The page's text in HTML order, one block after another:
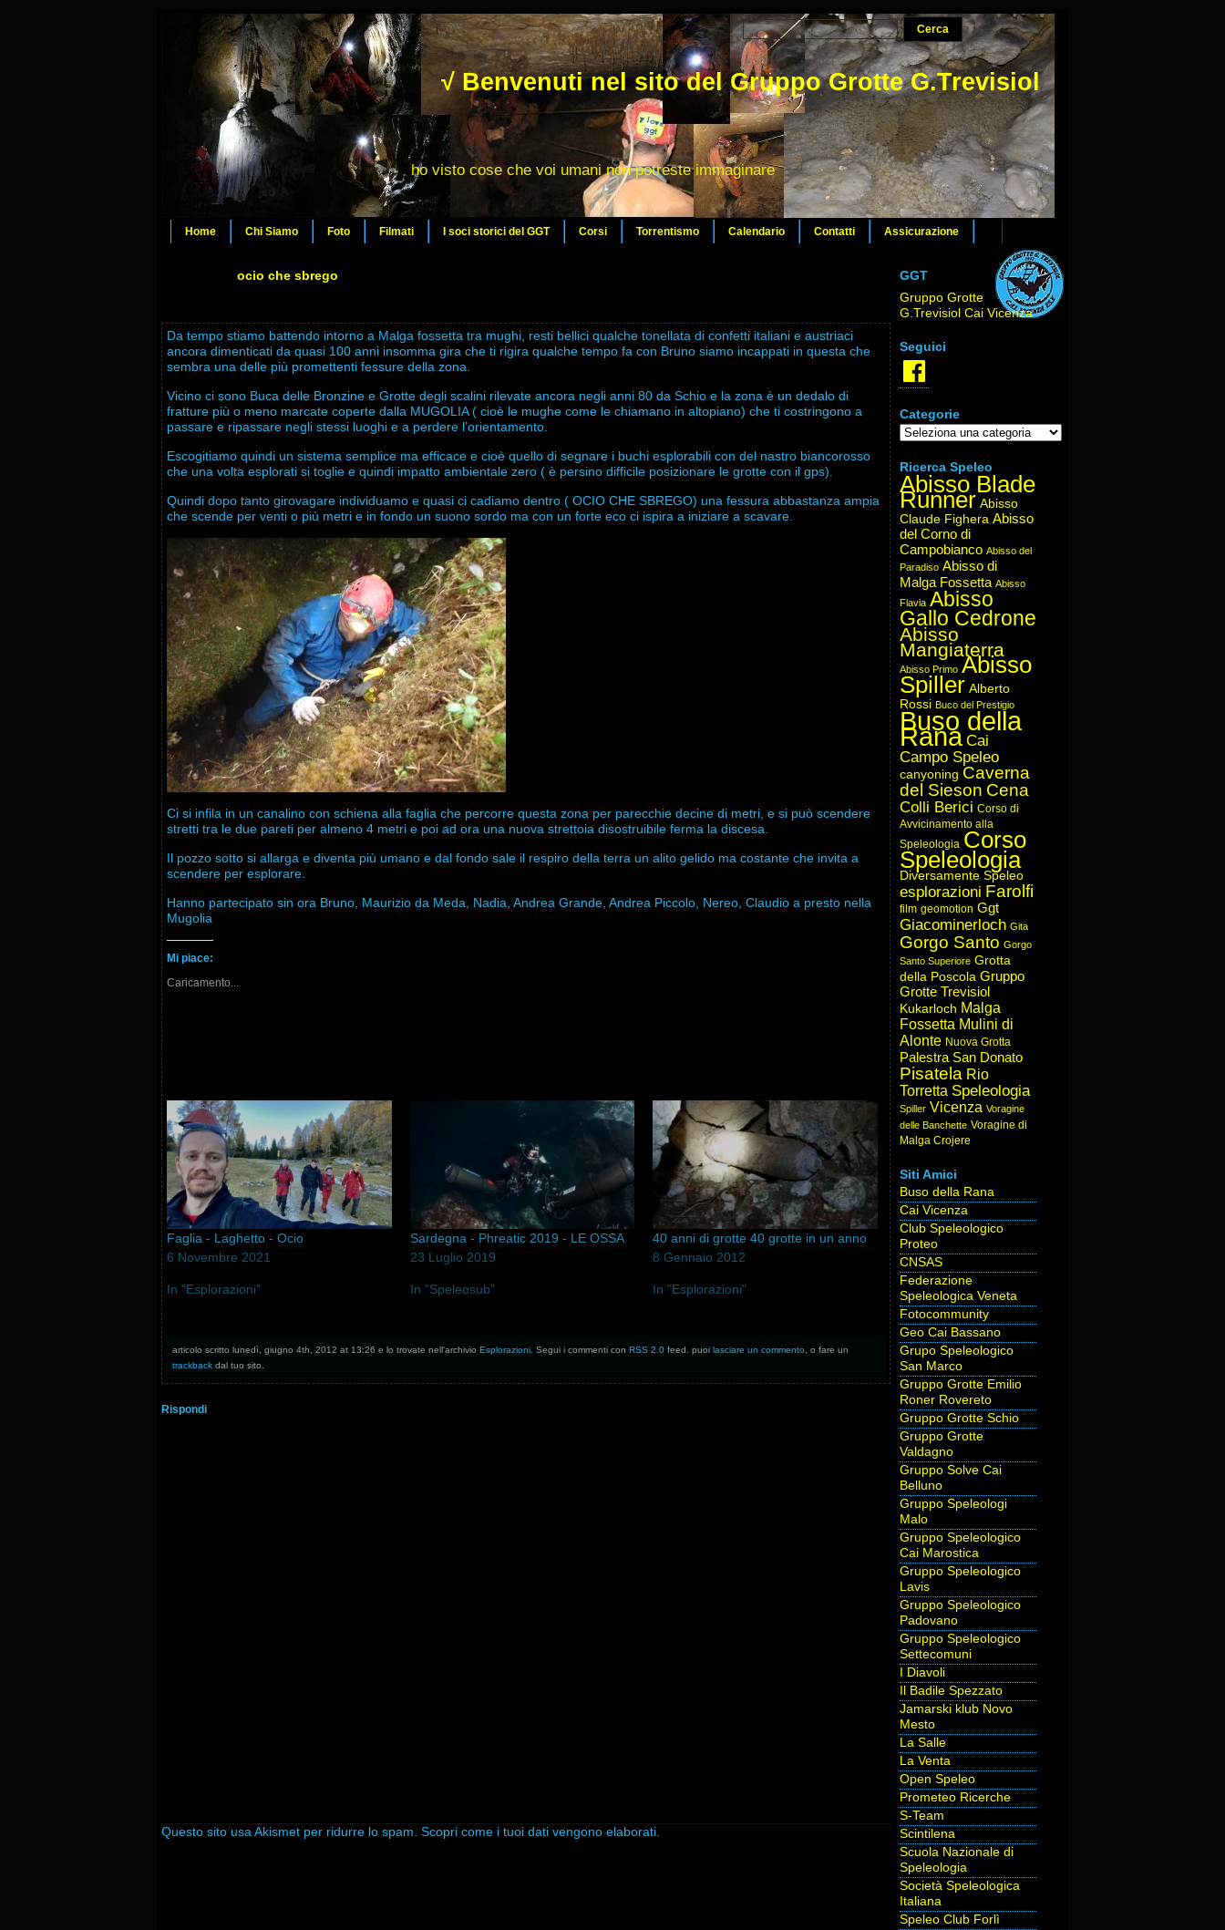
√ Benvenuti nel sito del Gruppo Grotte G.Trevisiol
ho visto cose che voi umani non potreste immaginare
Home Chi Siamo Foto Filmati I soci storici del GGT Corsi Torrentismo Calendario Contatti Assicurazione
ocio che sbrego
Da tempo stiamo battendo intorno a Malga fossetta tra mughi, resti bellici qualche tonellata di confetti italiani e austriaci
ancora dimenticati da quasi 100 anni insomma gira che ti rigira qualche tempo fa con Bruno siamo incappati in questa che
sembra una delle più promettenti fessure della zona.
Vicino ci sono Buca delle Bronzine e Grotte degli scalini rilevate ancora negli anni 80 da Schio e la zona è un dedalo di
fratture più o meno marcate coperte dalla MUGOLIA ( cioè le mughe come le chiamano in altopiano) che ti costringono a
passare e ripassare negli stessi luoghi e a perdere l’orientamento.
Escogitiamo quindi un sistema semplice ma efficace e cioè quello di segnare i buchi esplorabili con del nastro biancorosso
che una volta esplorati si toglie e quindi impatto ambientale zero ( è persino difficile posizionare le grotte con il gps).
Quindi dopo tanto girovagare individuamo e quasi ci cadiamo dentro ( OCIO CHE SBREGO) una fessura abbastanza ampia
che scende per venti o più metri e in fondo un suono sordo ma con un forte eco ci ispira a iniziare a scavare.
Ci si infila in un canalino con schiena alla faglia che percorre questa zona per parecchie decine di metri, e si può scendere
stretti tra le due pareti per almeno 4 metri e poi ad ora una nuova strettoia disostruibile ferma la discesa.
Il pozzo sotto si allarga e diventa più umano e dal fondo sale il respiro della terra un alito gelido ma costante che invita a
scendere per esplorare.
Hanno partecipato sin ora Bruno, Maurizio da Meda, Nadia, Andrea Grande, Andrea Piccolo, Nereo, Claudio a presto nella
Mugolia
Mi piace:
Caricamento...
Faglia - Laghetto - Ocio
6 Novembre 2021
In "Esplorazioni"
Sardegna - Phreatic 2019 - LE OSSA
23 Luglio 2019
In "Speleosub"
40 anni di grotte 40 grotte in un anno
8 Gennaio 2012
In "Esplorazioni"
articolo scritto lunedì, giugno 4th, 2012 at 13:26 e lo trovate nell'archivio Esplorazioni. Segui i commenti con RSS 2.0 feed. puoi lasciare un commento, o fare un
trackback dal tuo sito.
Rispondi
Questo sito usa Akismet per ridurre lo spam. Scopri come i tuoi dati vengono elaborati.
GGT
Gruppo Grotte
G.Trevisiol Cai Vicenza
Seguici
Facebook
Categorie
Categorie
Ricerca Speleo
Abisso Blade
Runner Abisso
Claude Fighera Abisso
del Corno di
Campobianco Abisso del
Paradiso Abisso di
Malga Fossetta Abisso
Flavia Abisso
Gallo Cedrone
Abisso
Mangiaterra
Abisso Primo Abisso
Spiller Alberto
Rossi Buco del Prestigio
Buso della
Rana Cai
Campo Speleo
canyoning Caverna
del Sieson Cena
Colli Berici Corso di
Avvicinamento alla
Speleologia Corso
Speleologia
Diversamente Speleo
esplorazioni Farolfi
film geomotion Ggt
Giacominerloch Gita
Gorgo Santo Gorgo
Santo Superiore Grotta
della Poscola Gruppo
Grotte Trevisiol
Kukarloch Malga
Fossetta Mulini di
Alonte Nuova Grotta
Palestra San Donato
Pisatela Rio
Torretta Speleologia
Spiller Vicenza Voragine
delle Banchette Voragine di
Malga Crojere
Siti Amici
Buso della Rana
Cai Vicenza
Club Speleologico
Proteo
CNSAS
Federazione
Speleologica Veneta
Fotocommunity
Geo Cai Bassano
Grupo Speleologico
San Marco
Gruppo Grotte Emilio
Roner Rovereto
Gruppo Grotte Schio
Gruppo Grotte
Valdagno
Gruppo Solve Cai
Belluno
Gruppo Speleologi
Malo
Gruppo Speleologico
Cai Marostica
Gruppo Speleologico
Lavis
Gruppo Speleologico
Padovano
Gruppo Speleologico
Settecomuni
I Diavoli
Il Badile Spezzato
Jamarski klub Novo
Mesto
La Salle
La Venta
Open Speleo
Prometeo Ricerche
S-Team
Scintilena
Scuola Nazionale di
Speleologia
Società Speleologica
Italiana
Speleo Club Forlì